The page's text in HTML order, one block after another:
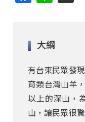
大綱
有台東民眾發
育類台灣山羊
以上的深山，
山，讓民眾很